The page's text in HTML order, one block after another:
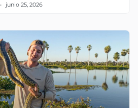
junio 25, 2026